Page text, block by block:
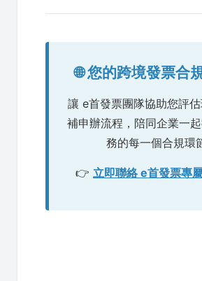
🌐 您的跨境發票合
讓 e首發票團隊協助您評
補申辦流程，陪同企業一
務的每一個合規環
👉 立即聯絡 e首發票專